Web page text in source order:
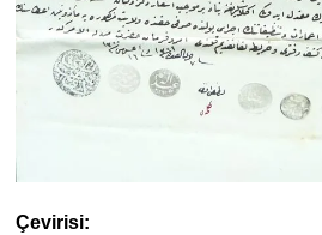
Çevirisi: